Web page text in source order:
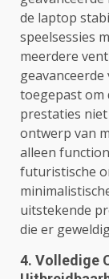
de laptop
speelsessies
meerdere
toegepast om
prestaties
ontwerp van
alleen
futuristische
uitstekende
die er
4. Volledige